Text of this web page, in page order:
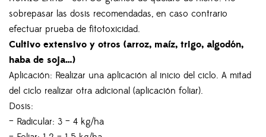
sobrepasar las dosis recomendadas, en caso contrario
efectuar prueba de fitotoxicidad.
Cultivo extensivo y otros (arroz, maíz, trigo, algodón,
haba de soja…)
Aplicación: Realizar una aplicación al inicio del ciclo. A mitad
del ciclo realizar otra adicional (aplicación foliar).
Dosis:
– Radicular: 3 – 4 kg/ha